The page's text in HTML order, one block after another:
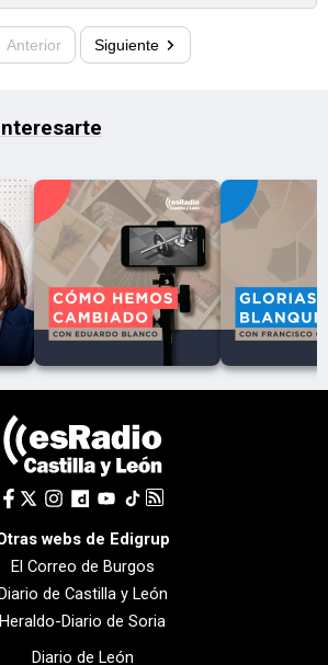
Anterior Siguiente
webs de Edigrup
El Correo de Burgos
de Castilla y León
Heraldo-Diario de Soria
Diario de León